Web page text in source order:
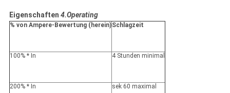
Eigenschaften 4.Operating
% von Ampere-Bewertung (herein)Schlagzeit
100% * In 4 Stunden minimal
200% * In sek 60 maximal